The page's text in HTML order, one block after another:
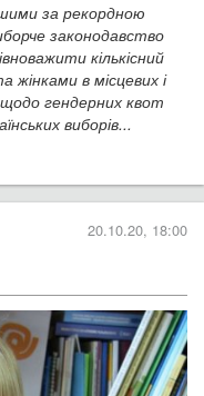
за рекордною
законодавство
кількісний
в місцевих і
гендерних квот
виборів...
20.10.20, 18:00